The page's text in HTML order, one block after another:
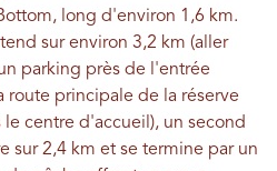
long d'environ 1,6 km.
sur environ 3,2 km (aller
parking près de l'entrée
route principale de la réserve
centre d'accueil), un second
sur 2,4 km et se termine par un